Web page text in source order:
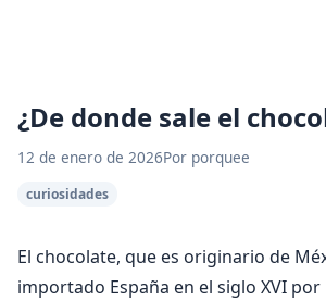
¿De donde sale el
12 de enero de 2026Por porquee
curiosidades
El chocolate, que es originario de
importado España en el siglo XVI por